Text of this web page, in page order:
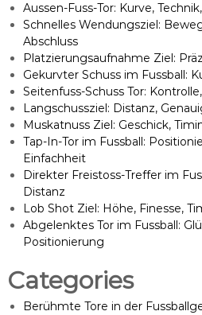
Aussen-Fuss-Tor: Kurve,
Schnelles Wendungsziel:
Abschluss
Platzierungsaufnahme Ziel:
Gekurvter Schuss im Fussball:
Seitenfuss-Schuss Tor:
Langschussziel: Distanz,
Muskatnuss Ziel: Geschick,
Tap-In-Tor im Fussball:
Einfachheit
Direkter Freistoss-Treffer im
Distanz
Lob Shot Ziel: Höhe, Finesse,
Abgelenktes Tor im Fussball:
Positionierung
Categories
Berühmte Tore in der